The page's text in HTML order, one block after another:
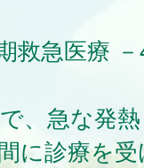
救急医療
、急な発
に診療を